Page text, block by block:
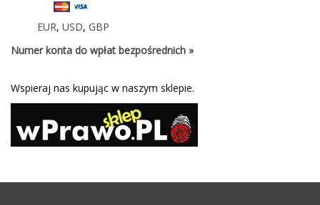
EUR, USD, GBP
Numer konta do wpłat bezpośrednich »
Wspieraj nas kupując w naszym sklepie.